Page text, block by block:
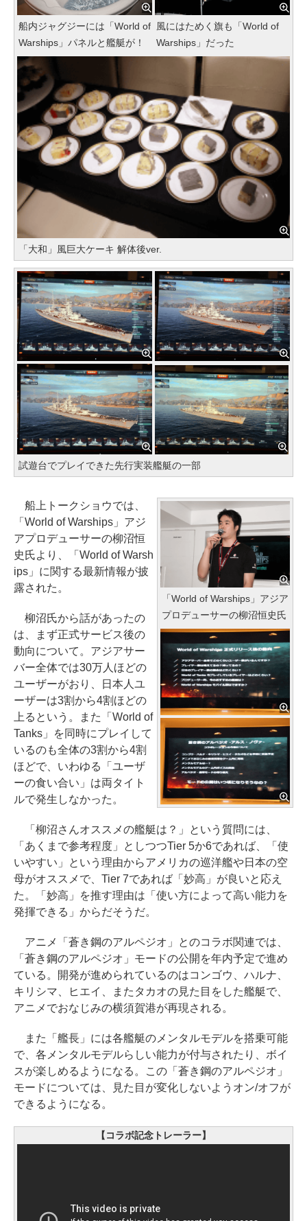
船内ジャグジーには「World of
Warships」パネルと艦艇が！
風にはためく旗も「World of
Warships」だった
「大和」風巨大ケーキ 解体後ver.
試遊台でプレイできた先行実装艦艇の一部
「World of Warships」アジア
プロデューサーの柳沼恒史氏
船上トークショウでは、
「World of Warships」アジ
アプロデューサーの柳沼恒
史氏より、「World of Warsh
ips」に関する最新情報が披
露された。
柳沼氏から話があったの
は、まず正式サービス後の
動向について。アジアサー
バー全体では30万人ほどの
ユーザーがおり、日本人ユ
ーザーは3割から4割ほどの
上るという。また「World of
Tanks」を同時にプレイして
いるのも全体の3割から4割
ほどで、いわゆる「ユーザ
ーの食い合い」は両タイト
ルで発生しなかった。
「柳沼さんオススメの艦艇は？」という質問には、
「あくまで参考程度」としつつTier 5か6であれば、「使
いやすい」という理由からアメリカの巡洋艦や日本の空
母がオススメで、Tier 7であれば「妙高」が良いと応え
た。「妙高」を推す理由は「使い方によって高い能力を
発揮できる」からだそうだ。
アニメ「蒼き鋼のアルペジオ」とのコラボ関連では、
「蒼き鋼のアルペジオ」モードの公開を年内予定で進め
ている。開発が進められているのはコンゴウ、ハルナ、
キリシマ、ヒエイ、またタカオの見た目をした艦艇で、
アニメでおなじみの横須賀港が再現される。
また「艦長」には各艦艇のメンタルモデルを搭乗可能
で、各メンタルモデルらしい能力が付与されたり、ボイ
スが楽しめるようになる。この「蒼き鋼のアルペジオ」
モードについては、見た目が変化しないようオン/オフが
できるようになる。
【コラボ記念トレーラー】